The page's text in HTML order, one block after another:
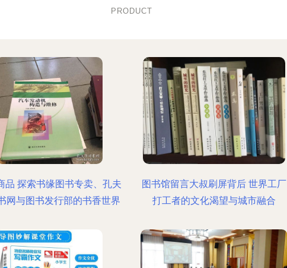
PRODUCT
品 探索书缘图书专卖、孔夫
网与图书发行部的书香世界
图书馆留言大叔刷屏背后 世界工厂
打工者的文化渴望与城市融合